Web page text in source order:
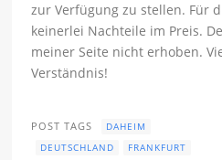
zur Verfügung zu stellen. Für
keinerlei Nachteile im Preis.
meiner Seite nicht erhoben.
Verständnis!
POST TAGS
DAHEIM
DEUTSCHLAND
FRANKFURT